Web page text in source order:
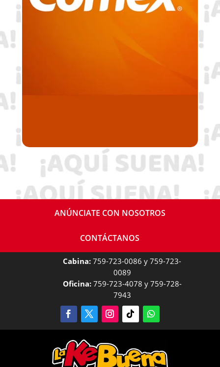
ANÚNCIATE CON NOSOTROS
CONTÁCTANOS
Cabina: 759-723-0086 y 759-723-
0089
Oficina:759-723-4078 y 759-728-
7943